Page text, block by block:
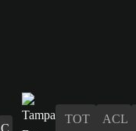
C
TOT
ACL